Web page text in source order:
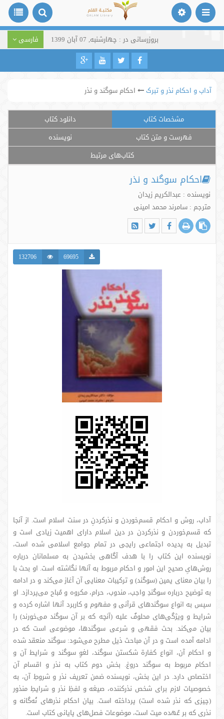
بروزرسانی در : چهارشنبه, 07 آبان 1399 فارسی
آداب و احکام نذر و تبرک احکام سوگند و نذر
مشخصات کتاب
دانلود کتاب
فهرست و متن کتاب
نویسنده
کتاب‌های مرتبط
احکام سوگند و نذر
نویسنده : عبدالکریم زیدان
مترجم : سامرند محمد امینی
69695
132706
آداب، روش و احکام قسم‌خوردن و نذرکردنِ در سنت اسلام است. از آنجا
که قسم‌خوردن و نذرکردن در دین اسلام دارای اهمیت زیادی است و
تبدیل به پدیده اجتماعی رایجی در تمام جوامع اسلامی شده است،
نویسنده این کتاب را با هدف آگاهی بخشیدن به مسلمانان درباره
روش‌هایِ صحیح این امور و احکام مربوط به آنها نگاشته است. او بحث با
را بیان معنای یمین (سوگند) و ترکیبات معنایی آن آغاز می‌کند و در ادامه
به توضیح درباره سوگندِ واجب، مندوب، حرام، مکروه و مُباح می‌پردازد. او
سپس به انواع سوگندهای قرآنی و مفهوم و کاربرد آنها اشاره کرده و
شرایط و ویژگی‌های محلوفٌ علیه (آنچه که بر آن سوگند می‌خورند) را
بیان می‌کند. بحث فقهی و شرعی سوگندها، موضوعی است که در
ادامه آمده است و در آن مباحث ذیل مطرح می‌شود: سوگند منعقد شده
و احکام آن، انواع کفارة شکستن سوگند، لغوِ سوگند و شرایط آن و
احکام مربوط به سوگند دروغ. بخش دوم کتاب به نذر و اقسام آن
اختصاص دارد. در این بخش، نویسنده ضمن تعریف نذر و شروطِ آن، به
خصوصیات لازم برای شخص نذرکننده، صیغه و لفظِ نذر و شرایطِ منذور
(چیزی که نذر شده است) پرداخته است. بیان احکام نذرهای نُه‌گانه و
نذری که بر عُهده میت است، موضوعات فصل‌های پایانی کتاب است.